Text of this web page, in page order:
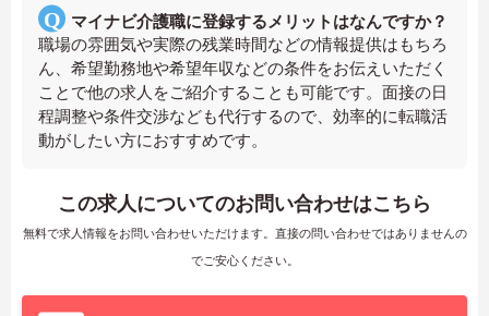
マイナビ介護職に登録するメリットはなんですか？
職場の雰囲気や実際の残業時間などの情報提供はもちろ
ん、希望勤務地や希望年収などの条件をお伝えいただく
ことで他の求人をご紹介することも可能です。面接の日
程調整や条件交渉なども代行するので、効率的に転職活
動がしたい方におすすめです。
この求人についてのお問い合わせはこちら
無料で求人情報をお問い合わせいただけます。直接の問い合わせではありませんの
でご安心ください。